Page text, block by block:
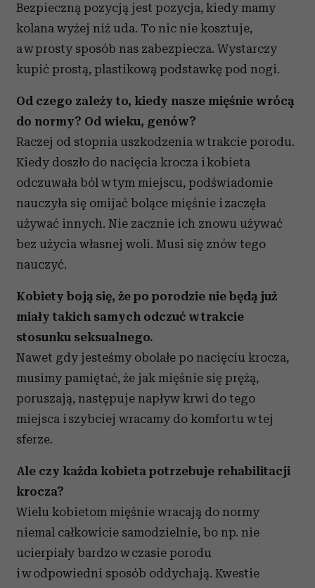
Bezpieczną pozycją jest pozycja, kiedy mamy
kolana wyżej niż uda. To nic nie kosztuje,
a w prosty sposób nas zabezpiecza. Wystarczy
kupić prostą, plastikową podstawkę pod nogi.
Od czego zależy to, kiedy nasze mięśnie wrócą
do normy? Od wieku, genów?
Raczej od stopnia uszkodzenia w trakcie porodu.
Kiedy doszło do nacięcia krocza i kobieta
odczuwała ból w tym miejscu, podświadomie
nauczyła się omijać bolące mięśnie i zaczęła
używać innych. Nie zacznie ich znowu używać
bez użycia własnej woli. Musi się znów tego
nauczyć.
Kobiety boją się, że po porodzie nie będą już
miały takich samych odczuć w trakcie
stosunku seksualnego.
Nawet gdy jesteśmy obolałe po nacięciu krocza,
musimy pamiętać, że jak mięśnie się prężą,
poruszają, następuje napływ krwi do tego
miejsca i szybciej wracamy do komfortu w tej
sferze.
Ale czy każda kobieta potrzebuje rehabilitacji
krocza?
Wielu kobietom mięśnie wracają do normy
niemal całkowicie samodzielnie, bo np. nie
ucierpiały bardzo w czasie porodu
i w odpowiedni sposób oddychają. Kwestie